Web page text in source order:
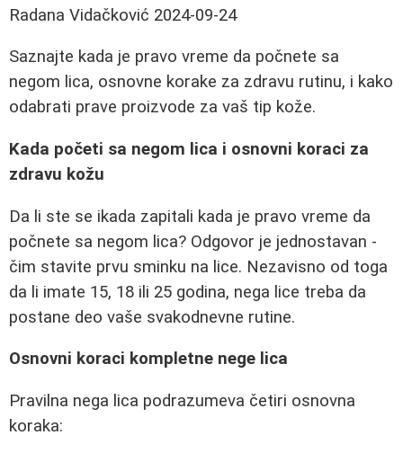
Radana Vidačković 2024-09-24
Saznajte kada je pravo vreme da počnete sa
negom lica, osnovne korake za zdravu rutinu, i kako
odabrati prave proizvode za vaš tip kože.
Kada početi sa negom lica i osnovni koraci za
zdravu kožu
Da li ste se ikada zapitali kada je pravo vreme da
počnete sa negom lica? Odgovor je jednostavan -
čim stavite prvu sminku na lice. Nezavisno od toga
da li imate 15, 18 ili 25 godina, nega lice treba da
postane deo vaše svakodnevne rutine.
Osnovni koraci kompletne nege lica
Pravilna nega lica podrazumeva četiri osnovna
koraka: